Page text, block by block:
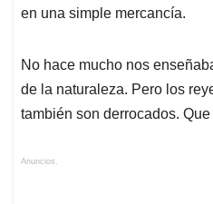
en una simple mercancía.
No hace mucho nos
de la naturaleza. Pero los
también son derrocados.
Anuncios.